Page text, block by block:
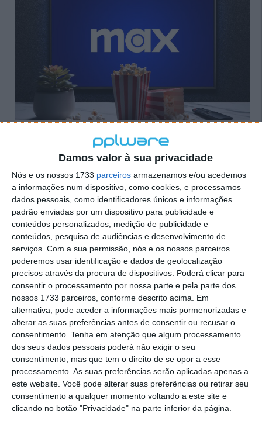
Damos valor à sua privacidade
Nós e os nossos 1733 parceiros armazenamos e/ou acedemos
a informações num dispositivo, como cookies, e processamos
dados pessoais, como identificadores únicos e informações
padrão enviadas por um dispositivo para publicidade e
conteúdos personalizados, medição de publicidade e
conteúdos, pesquisa de audiências e desenvolvimento de
serviços. Com a sua permissão, nós e os nossos parceiros
poderemos usar identificação e dados de geolocalização
precisos através da procura de dispositivos. Poderá clicar para
consentir o processamento por nossa parte e pela parte dos
nossos 1733 parceiros, conforme descrito acima. Em
alternativa, pode aceder a informações mais pormenorizadas e
alterar as suas preferências antes de consentir ou recusar o
consentimento. Tenha em atenção que algum processamento
dos seus dados pessoais poderá não exigir o seu
consentimento, mas que tem o direito de se opor a esse
processamento. As suas preferências serão aplicadas apenas a
este website. Você pode alterar suas preferências ou retirar seu
consentimento a qualquer momento voltando a este site e
clicando no botão "Privacidade" na parte inferior da página.
À medida que obtiverem dados, vão começar a
determinar, com alguns sinais explícitos e implícitos,
a qualidade deste sistema de deteção. Durante 2025,
vão melhorar e os filtros e estes vão tornar-se cada
vez mais rígidos. Esta é a ideia da empresa e fará
parte dos seus planos futuros.
As medidas só começarão a ser notadas nas contas
do HBO Max pelo menos no segundo semestre de
2025. Ainda assim, a empresa anunciou que não serão
tão extremistas como p foram outras plataformas.
Segundo revelara, não vão agir como a Netflix, por
não terem tanto tempo de mercado e necessitarem
ainda de crescer.
O fim das contas partilhadas pode ser o impulso que
a Max necessita para crescer e aumentar o número
de subscritores. Ao mesmo tempo, e durante este
processo, a empresa irá apostar também na
produçãode conteúdos, para assim tratar também
de ganhar novos utilizadores.